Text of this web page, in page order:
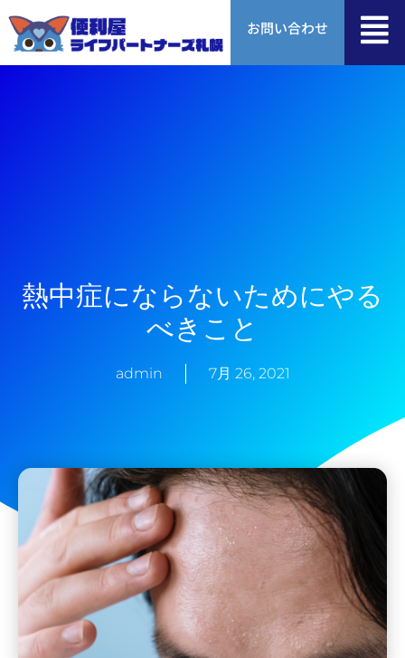
容
ス
お問い合わせ
熱中症にならないためにやる
べきこと
admin 7月 26, 2021